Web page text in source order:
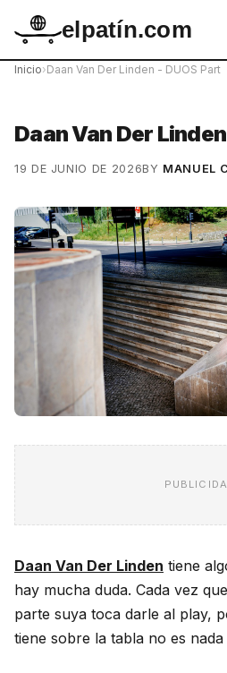
elpatín.com
Inicio›Daan Van Der Linden - DUOS Part
Daan Van Der
19 DE JUNIO DE 2026BY MANUEL
Daan Van Der Linden tiene
hay mucha duda. Cada vez
parte suya toca darle al play,
tiene sobre la tabla no es